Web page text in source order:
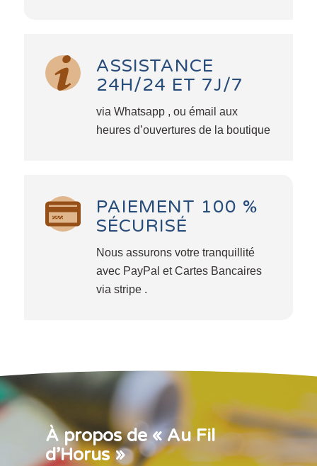
ASSISTANCE
24H/24 ET 7J/7
via Whatsapp , ou émail aux
heures d’ouvertures de la boutique
PAIEMENT 100 %
SÉCURISÉ
Nous assurons votre tranquillité
avec PayPal et Cartes Bancaires
via stripe .
À propos de « Au Fil
d’Horus »